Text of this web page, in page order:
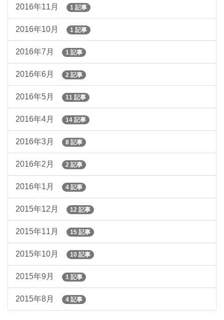
2016年11月 1 記事
2016年10月 1 記事
2016年7月 1 記事
2016年6月 2 記事
2016年5月 11 記事
2016年4月 14 記事
2016年3月 8 記事
2016年2月 2 記事
2016年1月 4 記事
2015年12月 12 記事
2015年11月 15 記事
2015年10月 10 記事
2015年9月 1 記事
2015年8月 4 記事